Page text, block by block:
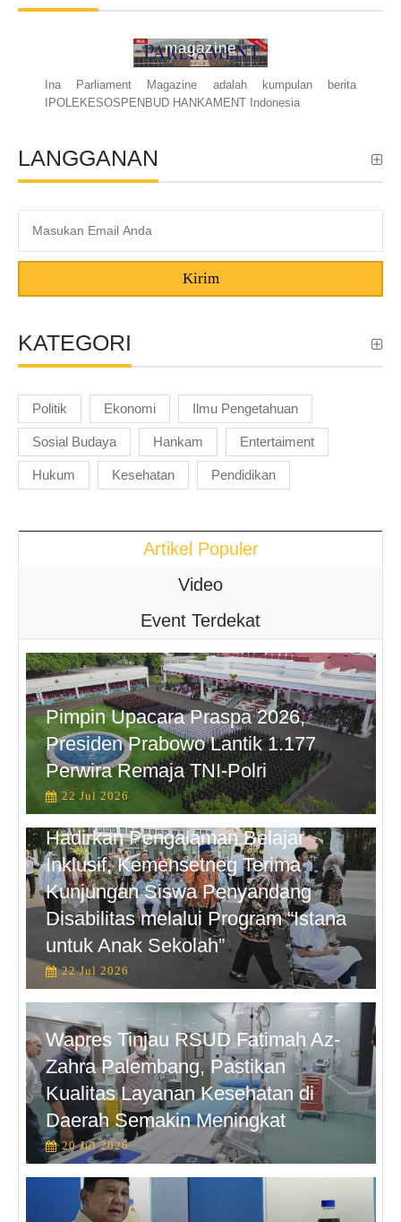
magazine
Ina Parliament Magazine adalah kumpulan berita
IPOLEKESOSPENBUD HANKAMENT Indonesia
LANGGANAN
Kirim
KATEGORI
Politik Ekonomi Ilmu Pengetahuan
Sosial Budaya Hankam Entertaiment
Hukum Kesehatan Pendidikan
Artikel Populer
Video
Event Terdekat
Pimpin Upacara Praspa 2026,
Presiden Prabowo Lantik 1.177
Perwira Remaja TNI-Polri
22 Jul 2026
Hadirkan Pengalaman Belajar
Inklusif, Kemensetneg Terima
Kunjungan Siswa Penyandang
Disabilitas melalui Program “Istana
untuk Anak Sekolah”
22 Jul 2026
Wapres Tinjau RSUD Fatimah Az-
Zahra Palembang, Pastikan
Kualitas Layanan Kesehatan di
Daerah Semakin Meningkat
20 Jul 2026